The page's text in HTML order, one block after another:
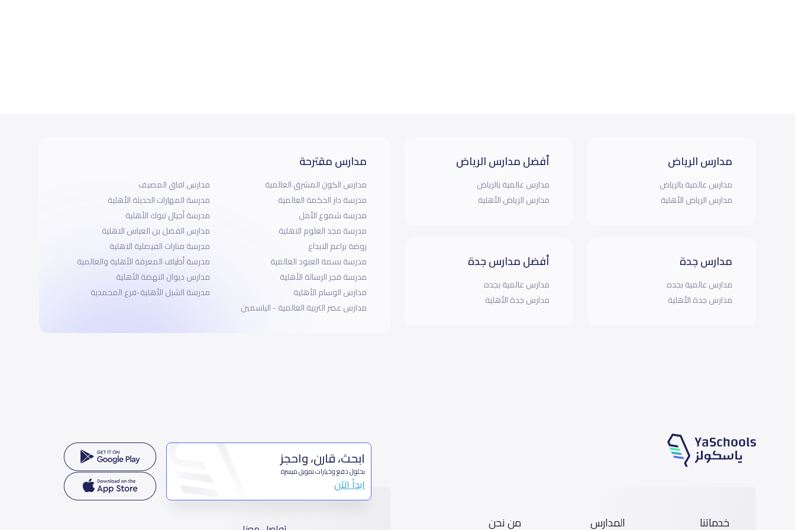
مدارس الرياض
مدارس عالمية بالرياض
مدارس الرياض الأهلية
مدارس جدة
مدارس عالمية بجده
مدارس جدة الأهلية
أفضل مدارس الرياض
مدارس عالمية بالرياض
مدارس الرياض الأهلية
أفضل مدارس جدة
مدارس عالمية بجده
مدارس جدة الأهلية
مدارس مقترحة
مدارس الكون المشرق العالمية
مدرسة دار الحكمة العالمية
مدرسة شموع الأمل
مدرسة مجد العلوم الاهلية
روضة براعم الابداع
مدرسة بسمة العنود العالمية
مدرسة فجر الرسالة الأهلية
مدارس الوسام الأهلية
مدارس عصر التربية العالمية - الياسمين
مدارس افاق المصيف
مدرسة المهارات الحديثة الأهلية
مدرسة أجيال تبوك الأهلية
مدارس الفضل بن العباس الاهلية
مدرسة منارات الفيصلية الاهلية
مدرسة أطياف المعرفة الأهلية والعالمية
مدارس ديوان النهضة الأهلية
مدرسة الشبل الأهلية-فرع المحمدية
خدماتنا المدارس من نحن
ابحث، قارن، واحجز
بحلول دفع وخيارات تمويل ميسرة
ابدأ الآن